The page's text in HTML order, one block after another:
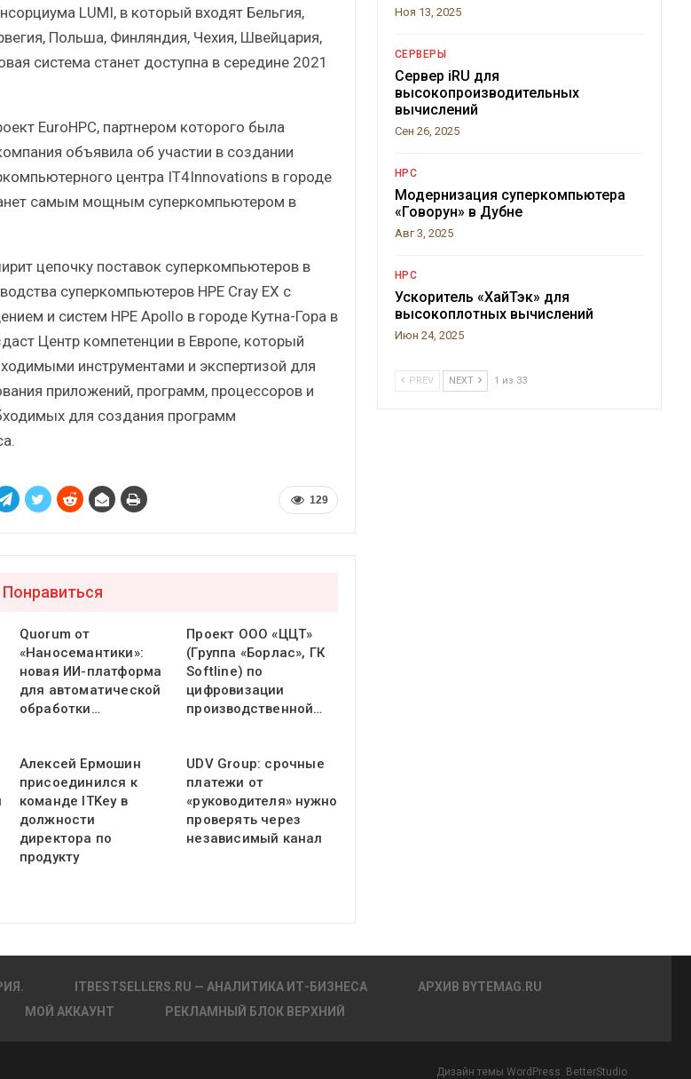
LUMI, в который входят Бельгия,
Польша, Финляндия, Чехия, Швейцария,
система станет доступна в середине 2021
EuroHPC, партнером которого была
объявила об участии в создании
центра IT4Innovations в городе
самым мощным суперкомпьютером в
цепочку поставок суперкомпьютеров в
суперкомпьютеров HPE Cray EX с
и систем HPE Apollo в городе Кутна-Гора в
Центр компетенции в Европе, который
инструментами и экспертизой для
приложений, программ, процессоров и
для создания программ
129
Quorum от
«Наносемантики»:
новая ИИ-платформа
для автоматической
обработки…
Проект ООО «ЦЦТ»
(Группа «Борлас», ГК
Softline) по
цифровизации
производственной…
Алексей Ермошин
присоединился к
команде ITKey в
должности
директора по
продукту
UDV Group: срочные
платежи от
«руководителя» нужно
проверять через
независимый канал
Ноя 13, 2025
СЕРВЕРЫ
Сервер iRU для
высокопроизводительных
вычислений
Сен 26, 2025
HPC
Модернизация суперкомпьютера
«Говорун» в Дубне
Авг 3, 2025
HPC
Ускоритель «ХайТэк» для
высокоплотных вычислений
Июн 24, 2025
PREV NEXT 1 из 33
ITBESTSELLERS.RU — АНАЛИТИКА ИТ-БИЗНЕСА
АРХИВ BYTEMAG.RU
МОЙ АККАУНТ РЕКЛАМНЫЙ БЛОК ВЕРХНИЙ
Дизайн темы WordPress: BetterStudio